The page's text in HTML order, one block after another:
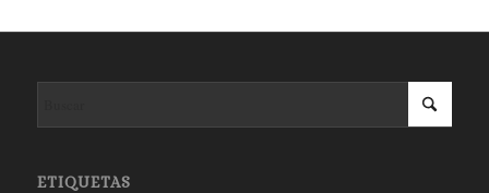
ETIQUETAS